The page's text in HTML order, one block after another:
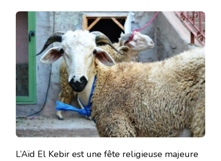
L’Aïd El Kebir est une fête religieuse majeure